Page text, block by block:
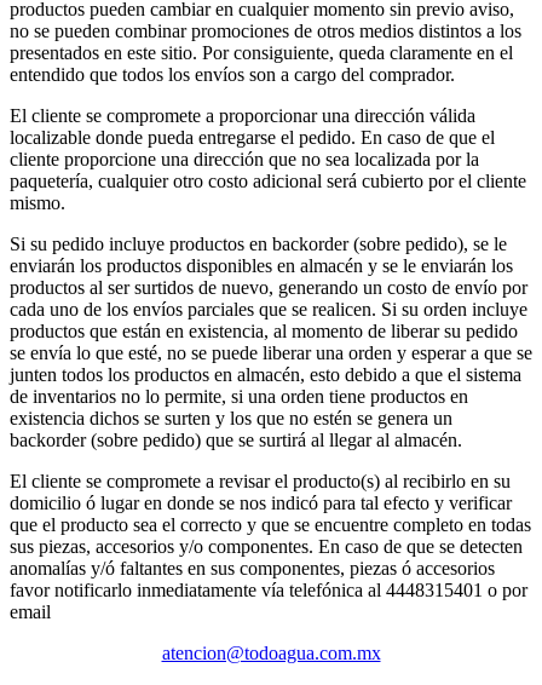
productos pueden cambiar en cualquier momento sin previo aviso,
no se pueden combinar promociones de otros medios distintos a los
presentados en este sitio. Por consiguiente, queda claramente en el
entendido que todos los envíos son a cargo del comprador.
El cliente se compromete a proporcionar una dirección válida
localizable donde pueda entregarse el pedido. En caso de que el
cliente proporcione una dirección que no sea localizada por la
paquetería, cualquier otro costo adicional será cubierto por el cliente
mismo.
Si su pedido incluye productos en backorder (sobre pedido), se le
enviarán los productos disponibles en almacén y se le enviarán los
productos al ser surtidos de nuevo, generando un costo de envío por
cada uno de los envíos parciales que se realicen. Si su orden incluye
productos que están en existencia, al momento de liberar su pedido
se envía lo que esté, no se puede liberar una orden y esperar a que se
junten todos los productos en almacén, esto debido a que el sistema
de inventarios no lo permite, si una orden tiene productos en
existencia dichos se surten y los que no estén se genera un
backorder (sobre pedido) que se surtirá al llegar al almacén.
El cliente se compromete a revisar el producto(s) al recibirlo en su
domicilio ó lugar en donde se nos indicó para tal efecto y verificar
que el producto sea el correcto y que se encuentre completo en todas
sus piezas, accesorios y/o componentes. En caso de que se detecten
anomalías y/ó faltantes en sus componentes, piezas ó accesorios
favor notificarlo inmediatamente vía telefónica al 4448315401 o por
email
atencion@todoagua.com.mx